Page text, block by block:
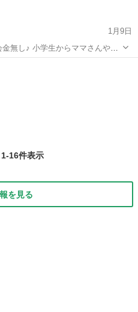
1月9日
無し♪ 小学生からママさんや保
やすく教えています。 弾きたい
16件表示
を見る